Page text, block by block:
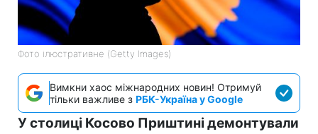
Фото ілюстративне (Getty Images)
Вимкни хаос міжнародних новин! Отримуй
тільки важливе з РБК-Україна у Google
У столиці Косово Приштині демонтували